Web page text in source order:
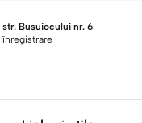
str. Busuiocului nr. 6.
înregistrare